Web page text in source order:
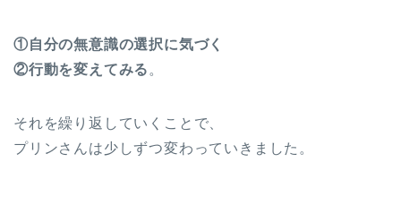
①自分の無意識の選択に気づく
②行動を変えてみる。
それを繰り返していくことで、
プリンさんは少しずつ変わっていきました。